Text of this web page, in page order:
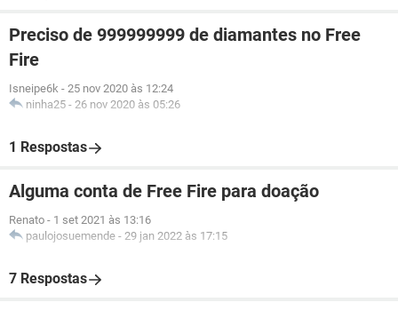
Preciso de 999999999 de diamantes no Free
Fire
Isneipe6k - 25 nov 2020 às 12:24
ninha25 - 26 nov 2020 às 05:26
1 Respostas
Alguma conta de Free Fire para doação
Renato - 1 set 2021 às 13:16
paulojosuemende - 29 jan 2022 às 17:15
7 Respostas